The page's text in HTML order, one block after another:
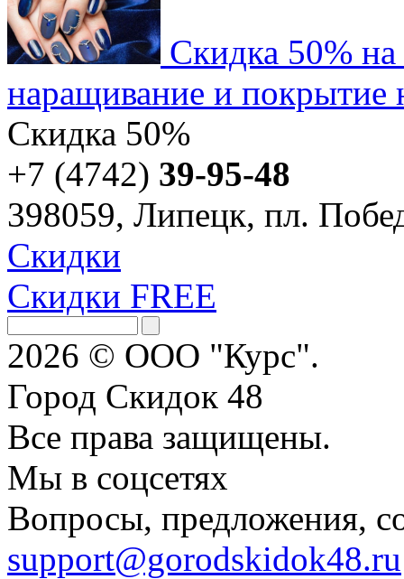
Скидка 50%
наращивание и покрытие
Скидка 50%
+7 (4742) 39-95-48
398059, Липецк, пл.
Скидки
Скидки FREE
2026 © ООО "Курс".
Город Скидок 48
Все права защищены.
Мы в соцсетях
Вопросы, предложения,
support@gorodskidok48.ru